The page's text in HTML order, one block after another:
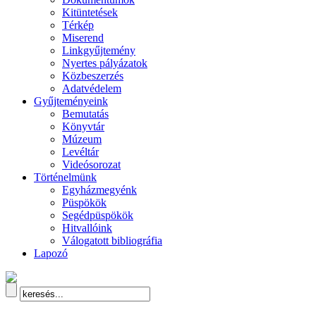
Kitüntetések
Térkép
Miserend
Linkgyűjtemény
Nyertes pályázatok
Közbeszerzés
Adatvédelem
Gyűjteményeink
Bemutatás
Könyvtár
Múzeum
Levéltár
Videósorozat
Történelmünk
Egyházmegyénk
Püspökök
Segédpüspökök
Hitvallóink
Válogatott bibliográfia
Lapozó